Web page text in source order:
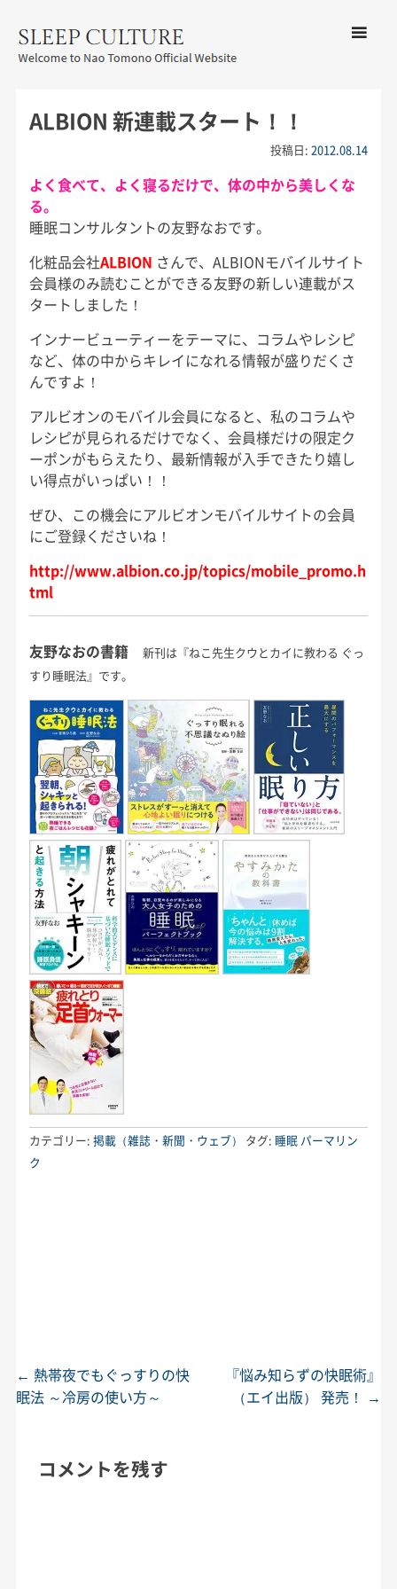
CULTURE
ー
ツへ移動
ALBION 新連載スタート！！
投稿日:2012.08.14
よく食べて、よく寝るだけで、体の中から美しくな
る。
睡眠コンサルタントの友野なおです。
化粧品会社ALBION さんで、ALBIONモバイルサイト
会員様のみ読むことができる友野の新しい連載がス
タートしました！
インナービューティーをテーマに、コラムやレシピ
など、体の中からキレイになれる情報が盛りだくさ
んですよ！
アルビオンのモバイル会員になると、私のコラムや
レシピが見られるだけでなく、会員様だけの限定ク
ーポンがもらえたり、最新情報が入手できたり嬉し
い得点がいっぱい！！
ぜひ、この機会にアルビオンモバイルサイトの会員
にご登録くださいね！
http://www.albion.co.jp/topics/mobile_promo.h
tml
友野なおの書籍
新刊は『ねこ先生クウとカイに教わる ぐっ
すり睡眠法』です。
カテゴリー: 掲載（雑誌・新聞・ウェブ） タグ: 睡眠 パーマリン
ク
投稿ナビゲーション
← 熱帯夜でもぐっすりの快
眠法 ～冷房の使い方～
『悩み知らずの快眠術』
（エイ出版） 発売！ →
コメントを残す